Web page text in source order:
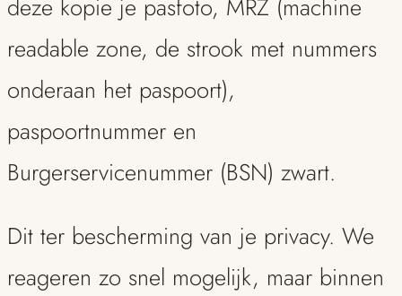
deze kopie je pasfoto, MRZ (machine
readable zone, de strook met nummers
onderaan het paspoort),
paspoortnummer en
Burgerservicenummer (BSN) zwart.
Dit ter bescherming van je privacy. We
reageren zo snel mogelijk, maar binnen